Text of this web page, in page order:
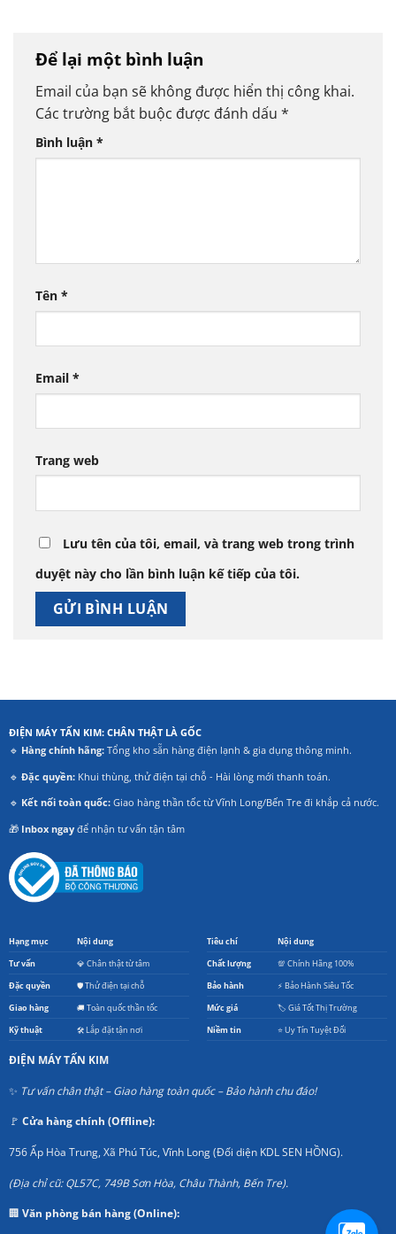
Để lại một bình luận
Email của bạn sẽ không được hiển thị công khai.
Các trường bắt buộc được đánh dấu *
Bình luận *
Tên *
Email *
Trang web
Lưu tên của tôi, email, và trang web trong trình
duyệt này cho lần bình luận kế tiếp của tôi.
ĐIỆN MÁY TẤN KIM: CHÂN THẬT LÀ GỐC
🔹 Hàng chính hãng:Tổng kho sẵn hàng điện lạnh & gia dụng thông minh.
🔹 Đặc quyền:Khui thùng, thử điện tại chỗ - Hài lòng mới thanh toán.
🔹 Kết nối toàn quốc:Giao hàng thần tốc từ Vĩnh Long/Bến Tre đi khắp cả nước.
🎁 Inbox ngayđể nhận tư vấn tận tâm
Hạng mục Nội dung
Tư vấn 💎 Chân thật từ tâm
Đặc quyền 🛡️ Thử điện tại chỗ
Giao hàng 🚚 Toàn quốc thần tốc
Kỹ thuật 🛠️ Lắp đặt tận nơi
Tiêu chí Nội dung
Chất lượng 💯 Chính Hãng 100%
Bảo hành ⚡ Bảo Hành Siêu Tốc
Mức giá 🏷️ Giá Tốt Thị Trường
Niềm tin ⭐ Uy Tín Tuyệt Đối
ĐIỆN MÁY TẤN KIM
✨ Tư vấn chân thật – Giao hàng toàn quốc – Bảo hành chu đáo!
🚩 Cửa hàng chính (Offline):
756 Ấp Hòa Trung, Xã Phú Túc, Vĩnh Long (Đối diện KDL SEN HỒNG).
(Địa chỉ cũ: QL57C, 749B Sơn Hòa, Châu Thành, Bến Tre).
🏢 Văn phòng bán hàng (Online):